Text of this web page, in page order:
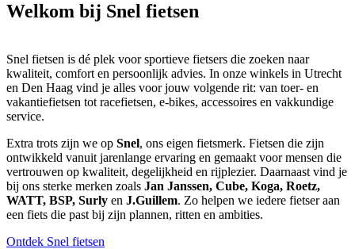
Welkom bij Snel fietsen
Snel fietsen is dé plek voor sportieve fietsers die zoeken naar
kwaliteit, comfort en persoonlijk advies. In onze winkels in Utrecht
en Den Haag vind je alles voor jouw volgende rit: van toer- en
vakantiefietsen tot racefietsen, e-bikes, accessoires en vakkundige
service.
Extra trots zijn we op Snel, ons eigen fietsmerk. Fietsen die zijn
ontwikkeld vanuit jarenlange ervaring en gemaakt voor mensen die
vertrouwen op kwaliteit, degelijkheid en rijplezier. Daarnaast vind je
bij ons sterke merken zoals Jan Janssen, Cube, Koga, Roetz,
WATT, BSP, Surly en J.Guillem. Zo helpen we iedere fietser aan
een fiets die past bij zijn plannen, ritten en ambities.
Ontdek Snel fietsen